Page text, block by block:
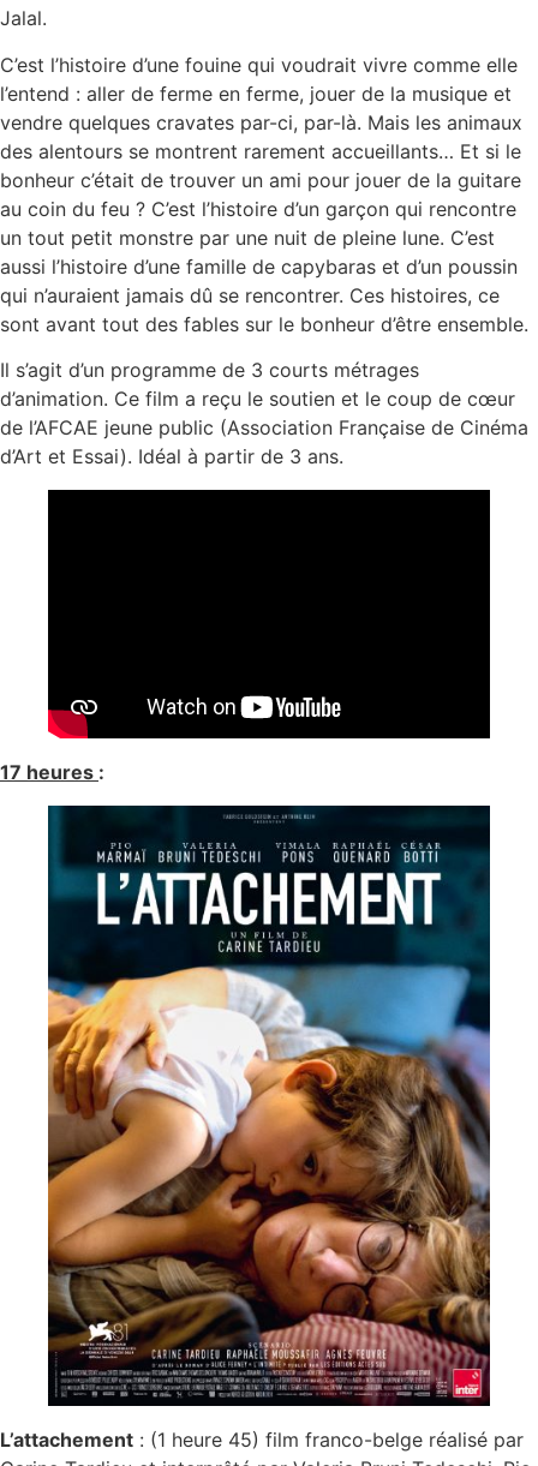
Jalal.
C’est l’histoire d’une fouine qui voudrait vivre comme elle
l’entend : aller de ferme en ferme, jouer de la musique et
vendre quelques cravates par-ci, par-là. Mais les animaux
des alentours se montrent rarement accueillants… Et si le
bonheur c’était de trouver un ami pour jouer de la guitare
au coin du feu ? C’est l’histoire d’un garçon qui rencontre
un tout petit monstre par une nuit de pleine lune. C’est
aussi l’histoire d’une famille de capybaras et d’un poussin
qui n’auraient jamais dû se rencontrer. Ces histoires, ce
sont avant tout des fables sur le bonheur d’être ensemble.
Il s’agit d’un programme de 3 courts métrages
d’animation. Ce film a reçu le soutien et le coup de cœur
de l’AFCAE jeune public (Association Française de Cinéma
d’Art et Essai). Idéal à partir de 3 ans.
17 heures :
L’attachement : (1 heure 45) film franco-belge réalisé par